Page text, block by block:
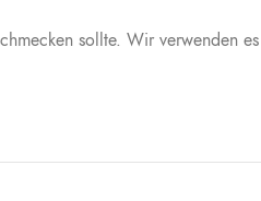
sollte. Wir verwenden